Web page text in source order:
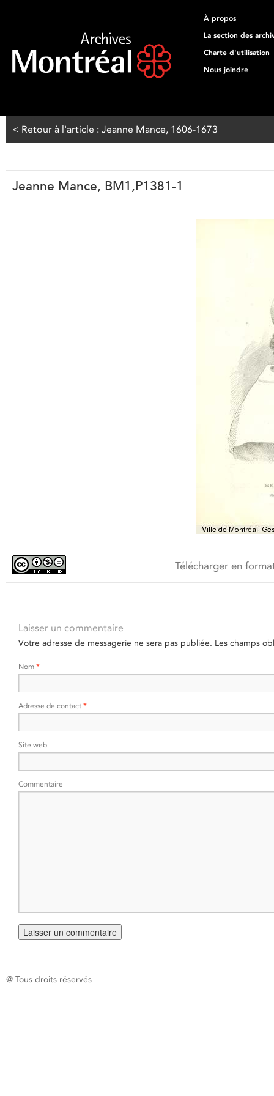
À propos
La section des
Charte d'utilisation
Nous joindre
< Retour à l'article : Jeanne Mance, 1606-1673
Jeanne Mance, BM1,P1381-1
Télécharger en
Laisser un commentaire
Votre adresse de messagerie ne sera pas publiée. Les champs
Nom *
Adresse de contact *
Site web
Commentaire
@ Tous droits réservés